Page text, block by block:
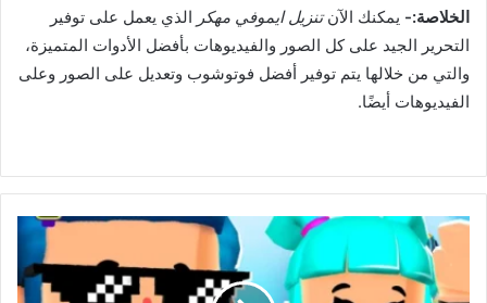
الخلاصة:- يمكنك الآنتنزيل ايموفي مهكر الذي يعمل على توفير
التحرير الجيد على كل الصور والفيديوهات بأفضل الأدوات المتميزة،
والتي من خلالها يتم توفير أفضل فوتوشوب وتعديل على الصور وعلى
الفيديوهات أيضًا.